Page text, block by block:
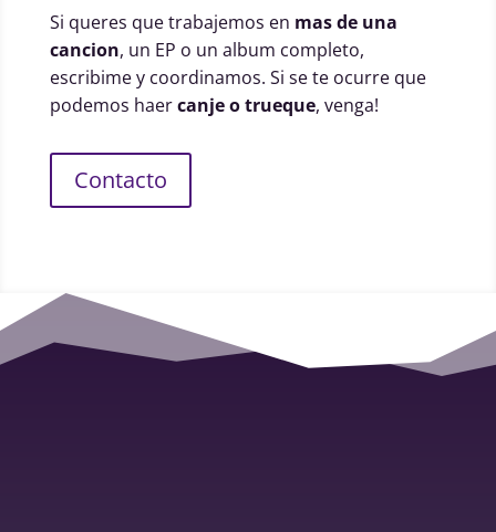
Si queres que trabajemos en mas de una
cancion, un EP o un album completo,
escribime y coordinamos. Si se te ocurre que
podemos haercanje o trueque, venga!
Contacto